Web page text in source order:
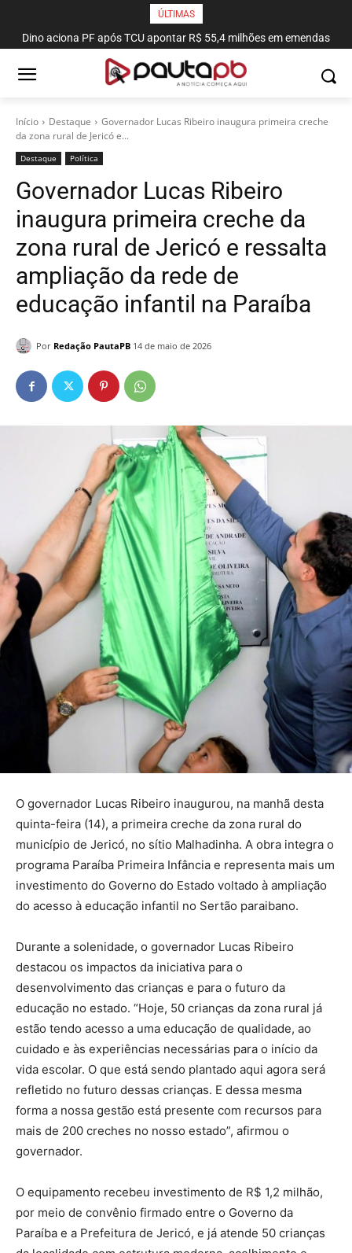
ÚLTIMAS
Dino aciona PF após TCU apontar R$ 55,4 milhões em emendas
suspeitas
Início Destaque
Governador Lucas Ribeiro inaugura primeira creche
da zona rural de Jericó e...
Destaque Política
Governador Lucas Ribeiro
inaugura primeira creche da
zona rural de Jericó e ressalta
ampliação da rede de
educação infantil na Paraíba
Por Redação PautaPB 14 de maio de 2026
O governador Lucas Ribeiro inaugurou, na manhã desta
quinta-feira (14), a primeira creche da zona rural do
município de Jericó, no sítio Malhadinha. A obra integra o
programa Paraíba Primeira Infância e representa mais um
investimento do Governo do Estado voltado à ampliação
do acesso à educação infantil no Sertão paraibano.
Durante a solenidade, o governador Lucas Ribeiro
destacou os impactos da iniciativa para o
desenvolvimento das crianças e para o futuro da
educação no estado. “Hoje, 50 crianças da zona rural já
estão tendo acesso a uma educação de qualidade, ao
cuidado e às experiências necessárias para o início da
vida escolar. O que está sendo plantado aqui agora será
refletido no futuro dessas crianças. E dessa mesma
forma a nossa gestão está presente com recursos para
mais de 200 creches no nosso estado”, afirmou o
governador.
O equipamento recebeu investimento de R$ 1,2 milhão,
por meio de convênio firmado entre o Governo da
Paraíba e a Prefeitura de Jericó, e já atende 50 crianças